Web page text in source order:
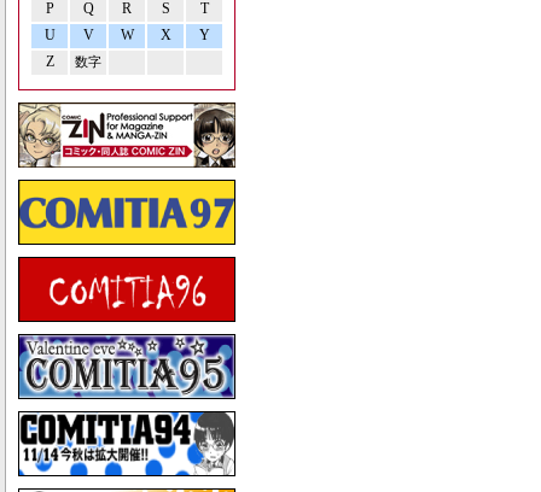
P Q R S
T
U
V W X
Y
Z
数字